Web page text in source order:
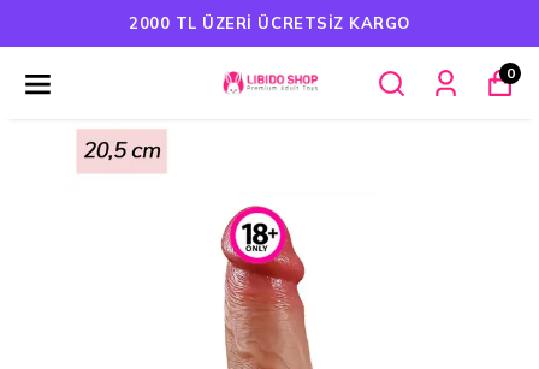
HAVALE
0